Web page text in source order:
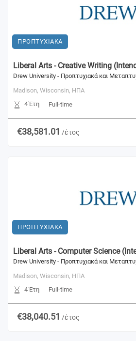
ΠΡΟΠΤΥΧΙΑΚΑ
Liberal Arts - Creative Writing
Drew University - Προπτυχιακά και
Madison, Wisconsin, ΗΠΑ
4 Έτη
Full-time
€38,581.01 /έτος
ΠΡΟΠΤΥΧΙΑΚΑ
Liberal Arts - Computer Science
Drew University - Προπτυχιακά και
Madison, Wisconsin, ΗΠΑ
4 Έτη
Full-time
€38,040.51 /έτος